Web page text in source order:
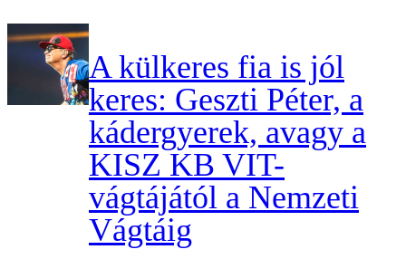
A külkeres fia is jól
keres: Geszti Péter, a
kádergyerek, avagy a
KISZ KB VIT-
vágtájától a Nemzeti
Vágtáig